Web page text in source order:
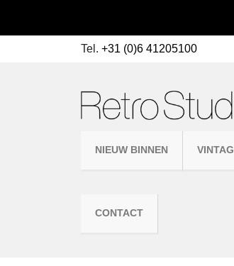
Tel. +31 (0)6 41205100
NIEUW BINNEN
CONTACT